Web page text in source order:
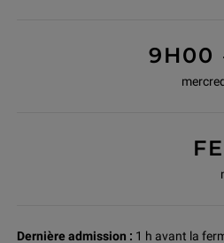
9H00
Dernière admission : 1 h avant la